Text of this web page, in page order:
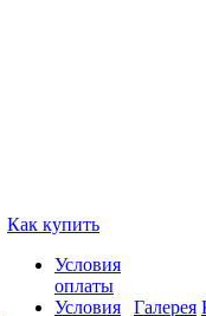
Как купить
Условия
оплаты
Условия
Галерея